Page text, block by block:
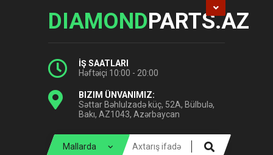
DIAMONDPARTS.AZ
İŞ SAATLARI
Həftəiçi 10:00 - 20:00
BIZIM ÜNVANIMIZ:
Səttar Bəhlulzadə küç, 52A, Bülbulə,
Bakı, AZ1043, Azərbaycan